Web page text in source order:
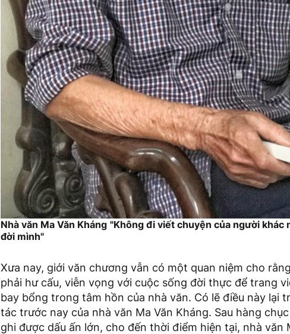
Nhà văn Ma Văn Kháng "Không đi viết chuyện của người khác
đời mình"
Xưa nay, giới văn chương vẫn có một quan niệm cho
phải hư cấu, viễn vọng với cuộc sống đời thực để trang
bay bổng trong tâm hồn của nhà văn. Có lẽ điều này lại
tác trước nay của nhà văn Ma Văn Kháng. Sau hàng
ghi được dấu ấn lớn, cho đến thời điểm hiện tại, nhà văn